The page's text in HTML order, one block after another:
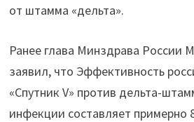
от штамма «дельта».
Ранее глава Минздрава России
заявил, что Эффективность
«Спутник V» против дельта-
инфекции составляет примерно